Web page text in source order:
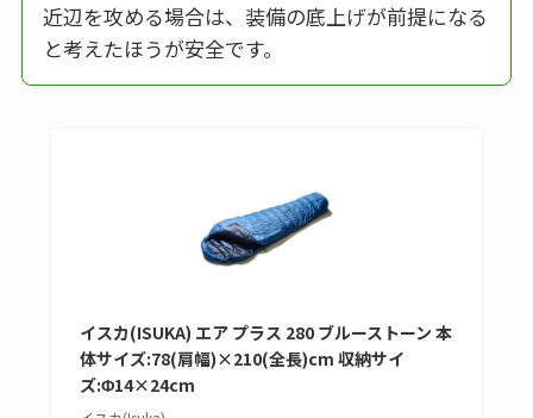
近辺を攻める場合は、装備の底上げが前提になる
と考えたほうが安全です。
イスカ(ISUKA) エア プラス 280 ブルーストーン 本
体サイズ:78(肩幅)×210(全長)cm 収納サイ
ズ:Φ14×24cm